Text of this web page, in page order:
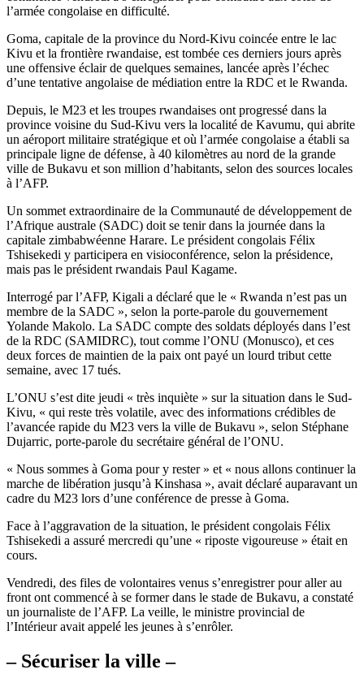
l’armée congolaise en difficulté.
Goma, capitale de la province du Nord-Kivu coincée entre le lac
Kivu et la frontière rwandaise, est tombée ces derniers jours après
une offensive éclair de quelques semaines, lancée après l’échec
d’une tentative angolaise de médiation entre la RDC et le Rwanda.
Depuis, le M23 et les troupes rwandaises ont progressé dans la
province voisine du Sud-Kivu vers la localité de Kavumu, qui abrite
un aéroport militaire stratégique et où l’armée congolaise a établi sa
principale ligne de défense, à 40 kilomètres au nord de la grande
ville de Bukavu et son million d’habitants, selon des sources locales
à l’AFP.
Un sommet extraordinaire de la Communauté de développement de
l’Afrique australe (SADC) doit se tenir dans la journée dans la
capitale zimbabwéenne Harare. Le président congolais Félix
Tshisekedi y participera en visioconférence, selon la présidence,
mais pas le président rwandais Paul Kagame.
Interrogé par l’AFP, Kigali a déclaré que le « Rwanda n’est pas un
membre de la SADC », selon la porte-parole du gouvernement
Yolande Makolo. La SADC compte des soldats déployés dans l’est
de la RDC (SAMIDRC), tout comme l’ONU (Monusco), et ces
deux forces de maintien de la paix ont payé un lourd tribut cette
semaine, avec 17 tués.
L’ONU s’est dite jeudi « très inquiète » sur la situation dans le Sud-
Kivu, « qui reste très volatile, avec des informations crédibles de
l’avancée rapide du M23 vers la ville de Bukavu », selon Stéphane
Dujarric, porte-parole du secrétaire général de l’ONU.
« Nous sommes à Goma pour y rester » et « nous allons continuer la
marche de libération jusqu’à Kinshasa », avait déclaré auparavant un
cadre du M23 lors d’une conférence de presse à Goma.
Face à l’aggravation de la situation, le président congolais Félix
Tshisekedi a assuré mercredi qu’une « riposte vigoureuse » était en
cours.
Vendredi, des files de volontaires venus s’enregistrer pour aller au
front ont commencé à se former dans le stade de Bukavu, a constaté
un journaliste de l’AFP. La veille, le ministre provincial de
l’Intérieur avait appelé les jeunes à s’enrôler.
– Sécuriser la ville –